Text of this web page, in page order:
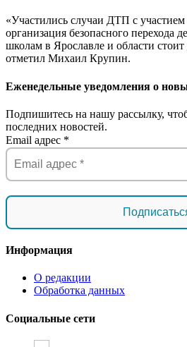
«Участились случаи ДТП с участием
организация безопасного перехода
школам в Ярославле и области
отметил Михаил Крупин.
Еженедельные уведомления о
Подпишитесь на нашу рассылку,
последних новостей.
Email адрес *
Информация
О редакции
Обработка данных
Социальные сети